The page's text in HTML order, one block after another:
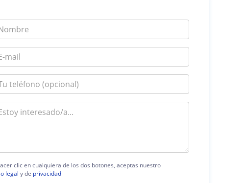
clic en cualquiera de los dos botones, aceptas nuestro
legal y de privacidad